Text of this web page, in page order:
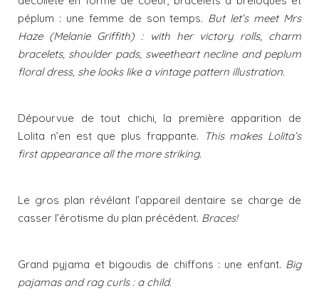
péplum : une femme de son temps. But let’s meet Mrs
Haze (Melanie Griffith) : with her victory rolls, charm
bracelets, shoulder pads, sweetheart necline and peplum
floral dress, she looks like a vintage pattern illustration.
Dépourvue de tout chichi, la première apparition de
Lolita n’en est que plus frappante.
This makes Lolita’s
first appearance all the more striking.
Le gros plan révélant l’appareil dentaire se charge de
casser l’érotisme du plan précédent. Braces!
Grand pyjama et bigoudis de chiffons : une enfant. Big
pajamas and rag curls : a child.